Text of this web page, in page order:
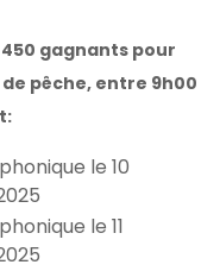
gagnants pour
pêche, entre 9h00
le 10
le 11